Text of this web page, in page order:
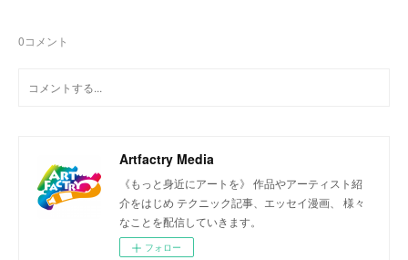
0コメント
Artfactry Media
《もっと身近にアートを》 作品やアーティスト紹
介をはじめ テクニック記事、エッセイ漫画、 様々
なことを配信していきます。
フォロー